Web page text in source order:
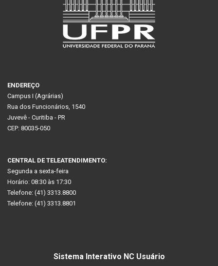
ENDEREÇO
Campus I (Agrárias)
Rua dos Funcionários, 1540
Juvevê - Curitiba - PR
CEP: 80035-050
CENTRAL DE TELEATENDIMENTO:
Segunda a sexta-feira
Horário: 08:30 às 17:30
Telefone: (41) 3313.8800
Telefone: (41) 3313.8801
Sistema Interativo NC Usuário